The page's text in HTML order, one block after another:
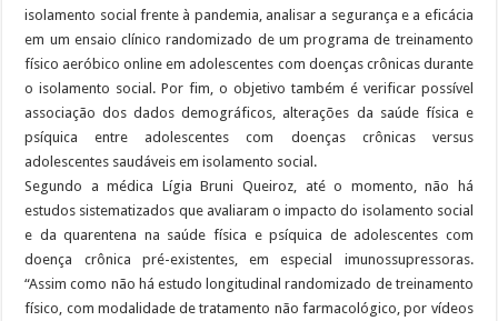
isolamento social frente à pandemia, analisar a segurança e a eficácia
em um ensaio clínico randomizado de um programa de treinamento
físico aeróbico online em adolescentes com doenças crônicas durante
o isolamento social. Por fim, o objetivo também é verificar possível
associação dos dados demográficos, alterações da saúde física e
psíquica entre adolescentes com doenças crônicas versus
adolescentes saudáveis em isolamento social.
Segundo a médica Lígia Bruni Queiroz, até o momento, não há
estudos sistematizados que avaliaram o impacto do isolamento social
e da quarentena na saúde física e psíquica de adolescentes com
doença crônica pré-existentes, em especial imunossupressoras.
“Assim como não há estudo longitudinal randomizado de treinamento
físico, com modalidade de tratamento não farmacológico, por vídeos